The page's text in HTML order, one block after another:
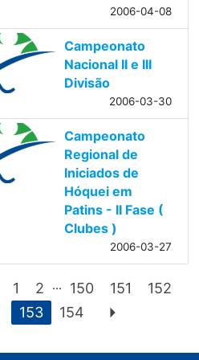
2006-04-08
Campeonato
Nacional II e III
Divisão
2006-03-30
Campeonato
Regional de
Iniciados de
Hóquei em
Patins - II Fase (
Clubes )
2006-03-27
1 2 ... 150 151
152
153
154 arrow_right